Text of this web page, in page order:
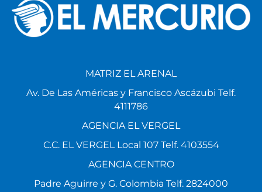
MATRIZ EL ARENAL
Av. De Las Américas y Francisco Ascázubi Telf.
4111786
AGENCIA EL VERGEL
C.C. EL VERGEL Local 107 Telf. 4103554
AGENCIA CENTRO
Padre Aguirre y G. Colombia Telf. 2824000